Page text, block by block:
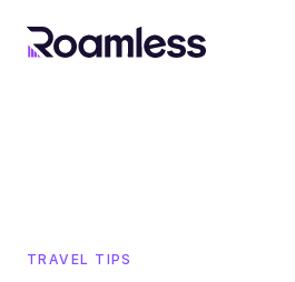
TRAVEL TIPS